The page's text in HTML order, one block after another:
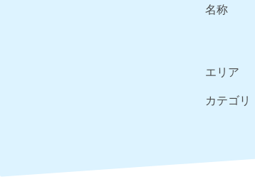
名称
エリア
カテゴリ